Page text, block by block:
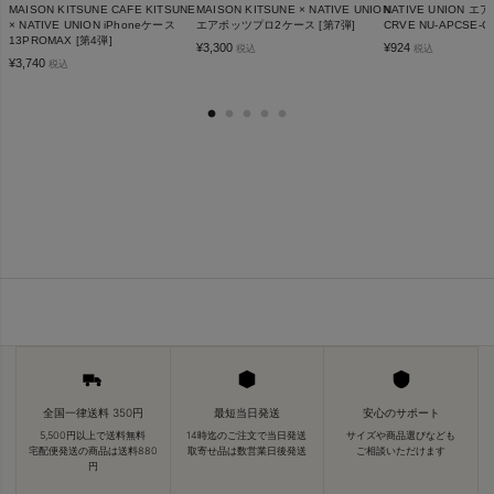
MAISON KITSUNE CAFE KITSUNE
× NATIVE UNION iPhoneケース
13PROMAX [第4弾]
¥3,740 税込
MAISON KITSUNE × NATIVE UNION
エアポッツプロ2ケース [第7弾]
¥3,300 税込
NATIVE UNION エア
CRVE NU-APCSE-
¥924 税込
全国一律送料 350円
5,500円以上で送料無料
宅配便発送の商品は送料880
円
最短当日発送
14時迄のご注文で当日発送
取寄せ品は数営業日後発送
安心のサポート
サイズや商品選びなども
ご相談いただけます